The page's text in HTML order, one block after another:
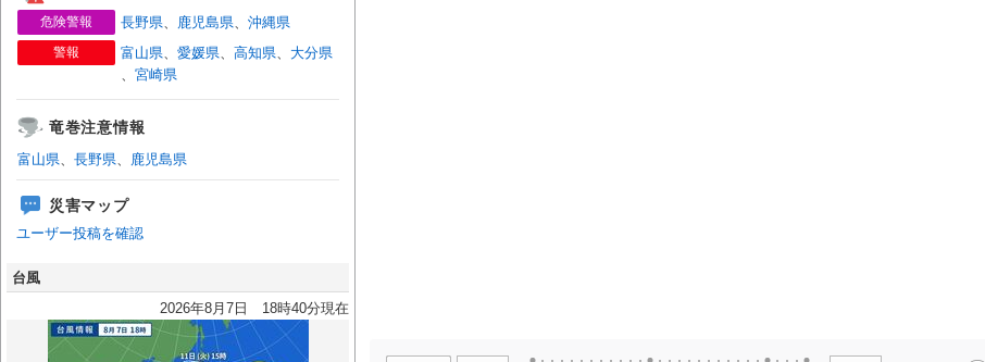
危険警報 長野県、 鹿児島県、 沖縄県
警報 富山県、 愛媛県、 高知県、 大分県
、 宮崎県
竜巻注意情報
富山県、 長野県、 鹿児島県
災害マップ
ユーザー投稿を確認
台風
2026年8月7日 18時40分現在